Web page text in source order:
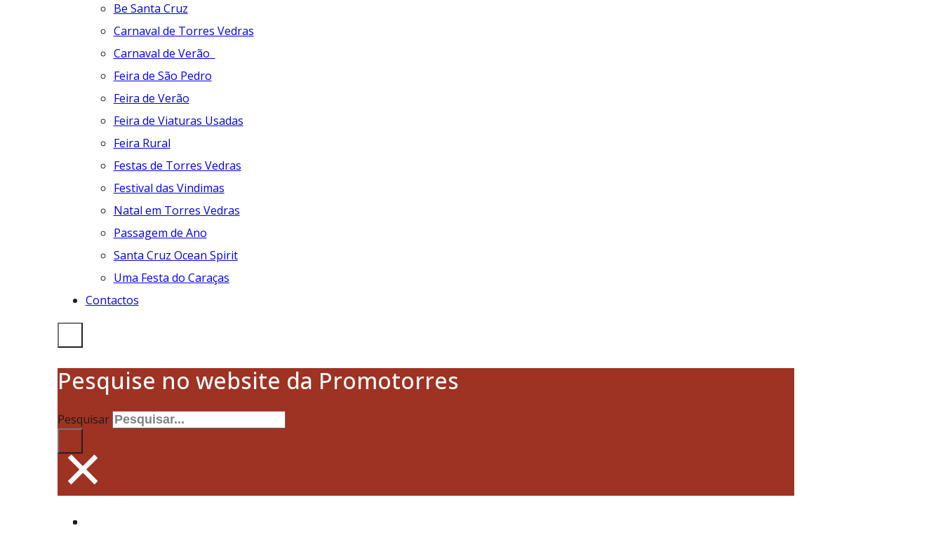
Be Santa Cruz
Carnaval de Torres Vedras
Carnaval de Verão
Feira de São Pedro
Feira de Verão
Feira de Viaturas Usadas
Feira Rural
Festas de Torres Vedras
Festival das Vindimas
Natal em Torres Vedras
Passagem de Ano
Santa Cruz Ocean Spirit
Uma Festa do Caraças
Contactos
Pesquise no website da Promotorres
Pesquisar
×